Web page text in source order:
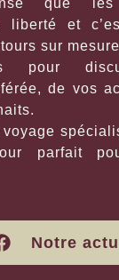
que
liberté et
sur
pour
de vos
parfait
Notre